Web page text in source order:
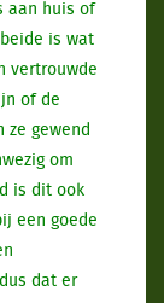
aan huis of
is wat
vertrouwde
of de
ze gewend
om
is dit ook
een goede
dat er